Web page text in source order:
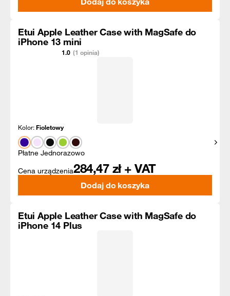
Etui Apple Leather Case with MagSafe do
iPhone 13 mini
1.0 (1 opinia)
Kolor:Fioletowy
Płatne Jednorazowo
Cena urządzenia284,47 zł + VAT
Dodaj do koszyka
Etui Apple Leather Case with MagSafe do
iPhone 14 Plus